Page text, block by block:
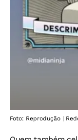
Foto: Reprodução |